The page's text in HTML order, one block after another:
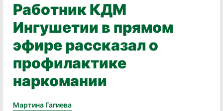
Работник КДМ
Ингушетии в прямом
эфире рассказал о
профилактике
наркомании
Мартина Гагиева